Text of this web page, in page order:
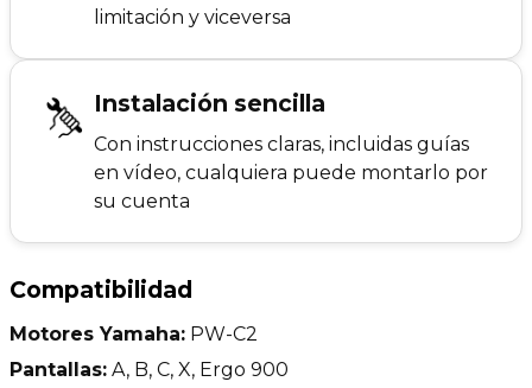
limitación y viceversa
Instalación sencilla
Con instrucciones claras, incluidas guías
en vídeo, cualquiera puede montarlo por
su cuenta
Compatibilidad
Motores Yamaha: PW-C2
Pantallas: A, B, C, X, Ergo 900